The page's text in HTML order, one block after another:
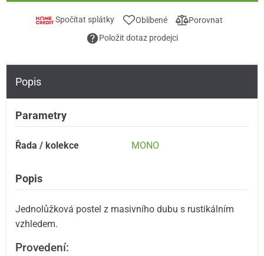
Spočítat splátky Oblíbené
Porovnat
Položit dotaz prodejci
Popis
Parametry
Řada / kolekce MONO
Popis
Jednolůžková postel z masivního dubu s rustikálním
vzhledem.
Provedení: